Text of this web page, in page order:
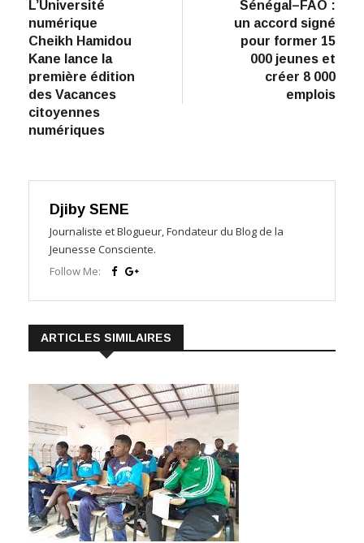
de
l’article
L’Université
numérique
Cheikh Hamidou
Kane lance la
première édition
des Vacances
citoyennes
numériques
Sénégal–FAO :
un accord signé
pour former 15
000 jeunes et
créer 8 000
emplois
Djiby SENE
Journaliste et Blogueur, Fondateur du Blog de la
Jeunesse Consciente.
Follow Me:
ARTICLES SIMILAIRES